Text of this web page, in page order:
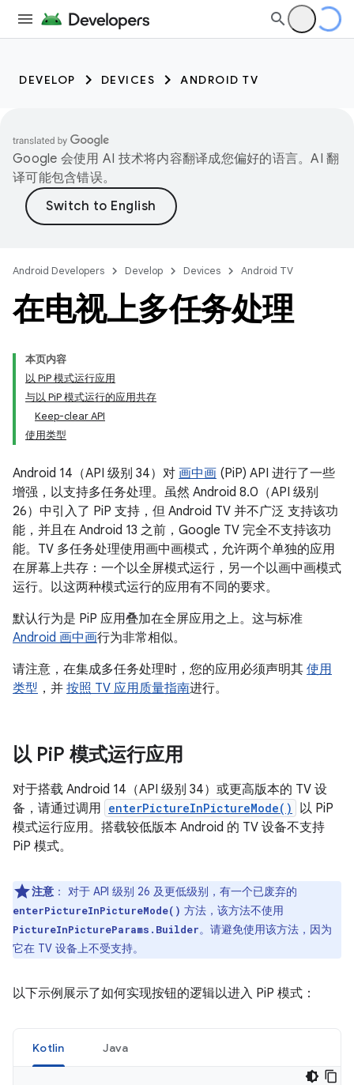
DEVELOP DEVICES ANDROID TV
Google 会使用 AI 技术将内容翻译成您偏好的语言。AI 翻
译可能包含错误。
Android Developers Develop Devices Android TV
在电视上多任务处理
本页内容
以 PiP 模式运行应用
与以 PiP 模式运行的应用共存
Keep-clear API
使用类型
Android 14（API 级别 34）对 画中画 (PiP) API 进行了一些
增强，以支持多任务处理。虽然 Android 8.0（API 级别
26）中引入了 PiP 支持，但 Android TV 并不广泛 支持该功
能，并且在 Android 13 之前，Google TV 完全不支持该功
能。TV 多任务处理使用画中画模式，允许两个单独的应用
在屏幕上共存：一个以全屏模式运行，另一个以画中画模式
运行。以这两种模式运行的应用有不同的要求。
默认行为是 PiP 应用叠加在全屏应用之上。这与标准
Android 画中画行为非常相似。
请注意，在集成多任务处理时，您的应用必须声明其 使用
类型 ，并 按照 TV 应用质量指南进行。
以 PiP 模式运行应用
对于搭载 Android 14（API 级别 34）或更高版本的 TV 设
备，请通过调用 enterPictureInPictureMode()
以 PiP
模式运行应用。搭载较低版本 Android 的 TV 设备不支持
PiP 模式。
注意 ： 对于 API 级别 26 及更低级别，有一个已废弃的
enterPictureInPictureMode() 方法，该方法不使用
PictureInPictureParams.Builder。请避免使用该方法，因为
它在 TV 设备上不受支持。
以下示例展示了如何实现按钮的逻辑以进入 PiP 模式：
Kotlin Java